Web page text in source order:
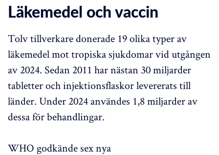
Läkemedel och vaccin
Tolv tillverkare donerade 19 olika typer av
läkemedel mot tropiska sjukdomar vid utgången
av 2024. Sedan 2011 har nästan 30 miljarder
tabletter och injektionsflaskor levererats till
länder. Under 2024 användes 1,8 miljarder av
dessa för behandlingar.
WHO godkände sex nya